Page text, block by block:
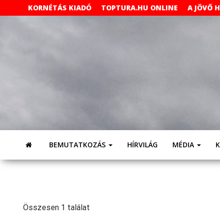
KORNÉTÁS KIADÓ TOPTURA.HU ONLINE A JÖVŐ
BEMUTATKOZÁS HÍRVILÁG MÉDIA
Összesen 1 találat